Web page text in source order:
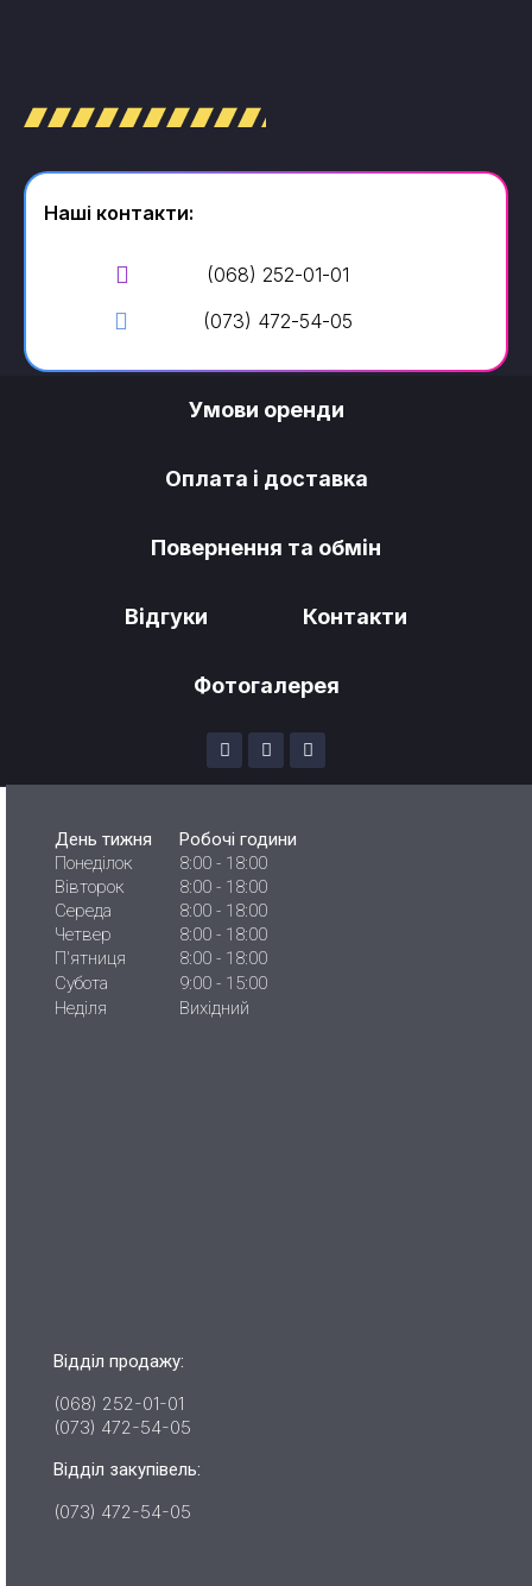
Наші контакти:
(068) 252-01-01
(073) 472-54-05
Умови оренди
Оплата і доставка
Повернення та обмін
Відгуки Контакти
Фотогалерея
День тижня
Робочі години
Понеділок
8:00 - 18:00
Вівторок
8:00 - 18:00
Середа
8:00 - 18:00
Четвер
8:00 - 18:00
П'ятниця
8:00 - 18:00
Субота
9:00 - 15:00
Неділя
Вихідний
Відділ продажу:
(068) 252-01-01
(073) 472-54-05
Відділ закупівель:
(073) 472-54-05